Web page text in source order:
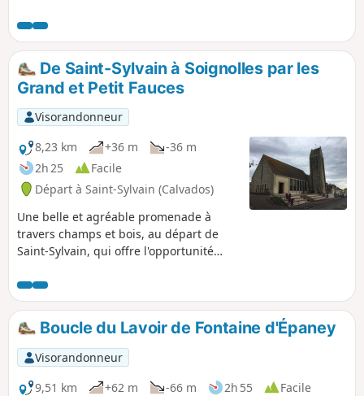
renaissance date de 1995, donneront à
votre randonnée un air insolite et des
accents méridionaux.
De Saint-Sylvain à Soignolles par les
Grand et Petit Fauces
Visorandonneur
8,23 km
+36 m
-36 m
2h 25
Facile
Départ à Saint-Sylvain (Calvados)
Une belle et agréable promenade à
travers champs et bois, au départ de
Saint-Sylvain, qui offre l'opportunité
qui ne demande qu'à être découvert.
Boucle du Lavoir de Fontaine d'Épaney
Visorandonneur
9,51 km
+62 m -66 m 2h 55
Facile